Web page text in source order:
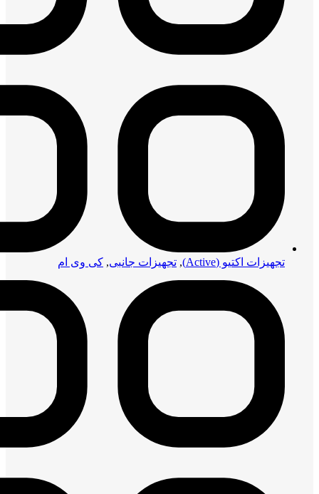
تجهیزات اکتیو (Active) , تجهیزات جانبی, کی وی ام